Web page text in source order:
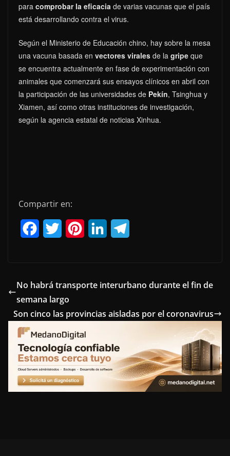
para comprobar la eficacia de varias vacunas que el país
está desarrollando contra el virus.
Según el Ministerio de Educación chino, hay sobre la mesa
una vacuna basada en vectores virales de la gripe que
se encuentra actualmente en fase de experimentación con
animales que comenzará sus ensayos clínicos en abril con
la participación de las universidades de Pekín, Tsinghua y
Xiamen, así como otras instituciones de investigación,
según la agencia estatal de noticias Xinhua.
Compartir en:
e
b
o
o
k
t
t
e
r
t
r
e
s
k
d
n
e
r
m
No habrá transporte interurbano durante el fin de
semana largo
Son cinco las provincias aisladas por el coronavirus